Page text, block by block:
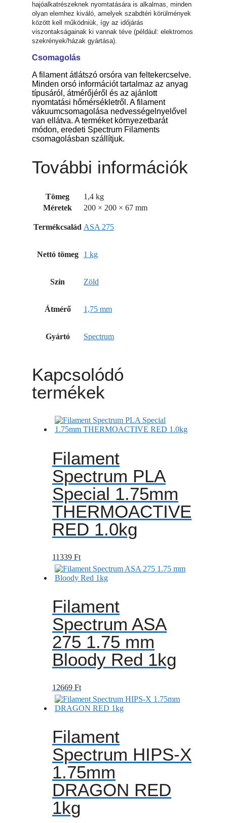
hajóalkatrészeknek nyomtatására is alkalmas, minden
olyan elemhez kiváló, amelyek szabdtéri körülmények
között kell működniük, így az időjárás
viszontakságainak ki vannak téve (például: elektromos
szekrények/házak gyártása).
Csomagolás
A filament átlátszó orsóra van feltekercselve.
Minden orsó információt tartalmaz az anyag
típusáról, átmérőjéről és az ajánlott
nyomtatási hőmérsékletről. A filament
vákuumcsomagolása nedvességelnyelővel
van ellátva. A terméket környezetbarát
módon, eredeti Spectrum Filaments
csomagolásban szállítjuk.
További információk
Tömeg
1,4 kg
Méretek
200 × 200 × 67 mm
Termékcsalád ASA 275
Nettó tömeg 1 kg
Szín Zöld
Átmérő 1,75 mm
Gyártó Spectrum
Kapcsolódó
termékek
Filament
Spectrum PLA
Special 1.75mm
THERMOACTIVE
RED 1.0kg
11339 Ft
Filament
Spectrum ASA
275 1.75 mm
Bloody Red 1kg
12669 Ft
Filament
Spectrum HIPS-X
1.75mm
DRAGON RED
1kg